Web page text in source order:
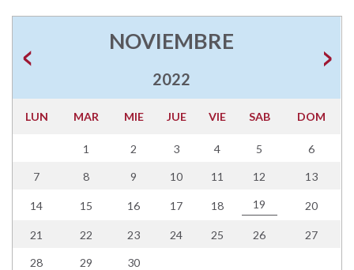
NOVIEMBRE
2022
LUN MAR MIE JUE VIE SAB DOM
1 2 3 4 5 6
7 8 9 10 11 12 13
14 15 16 17 18 19 20
21 22 23 24 25 26 27
28 29 30